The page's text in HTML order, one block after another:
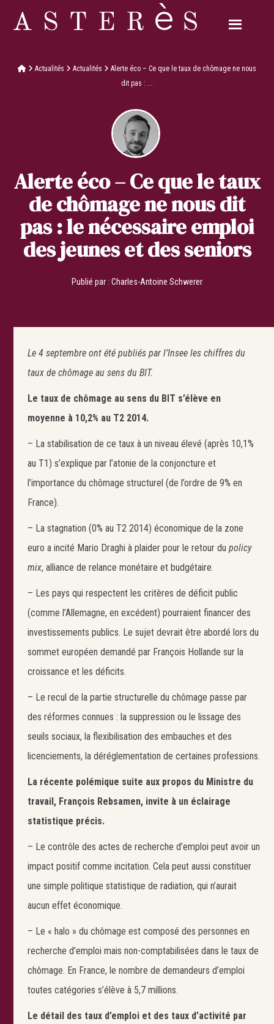
Actualités Actualités
Alerte éco – Ce que le taux de chômage ne nous
dit pas : ...
Alerte éco – Ce que le taux
de chômage ne nous dit
pas : le nécessaire emploi
des jeunes et des seniors
Publié par : Charles-Antoine Schwerer
Le 4 septembre ont été publiés par l’Insee les chiffres du
taux de chômage au sens du BIT.
Le taux de chômage au sens du BIT s’élève en
moyenne à 10,2% au T2 2014.
– La stabilisation de ce taux à un niveau élevé (après 10,1%
au T1) s’explique par l’atonie de la conjoncture et
l’importance du chômage structurel (de l’ordre de 9% en
France).
– La stagnation (0% au T2 2014) économique de la zone
euro a incité Mario Draghi à plaider pour le retour du policy
mix, alliance de relance monétaire et budgétaire.
– Les pays qui respectent les critères de déficit public
(comme l’Allemagne, en excédent) pourraient financer des
investissements publics. Le sujet devrait être abordé lors du
sommet européen demandé par François Hollande sur la
croissance et les déficits.
– Le recul de la partie structurelle du chômage passe par
des réformes connues : la suppression ou le lissage des
seuils sociaux, la flexibilisation des embauches et des
licenciements, la déréglementation de certaines professions.
La récente polémique suite aux propos du Ministre du
travail, François Rebsamen, invite à un éclairage
statistique précis.
– Le contrôle des actes de recherche d’emploi peut avoir un
impact positif comme incitation. Cela peut aussi constituer
une simple politique statistique de radiation, qui n’aurait
aucun effet économique.
– Le « halo » du chômage est composé des personnes en
recherche d’emploi mais non-comptabilisées dans le taux de
chômage. En France, le nombre de demandeurs d’emploi
toutes catégories s’élève à 5,7 millions.
Le détail des taux d’emploi et des taux d’activité par